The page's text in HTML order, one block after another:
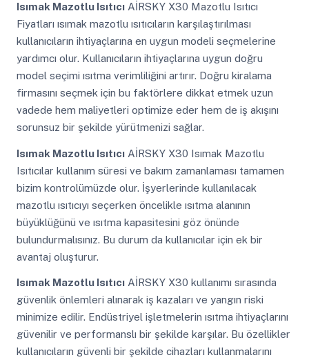
Isımak Mazotlu IsıtıcıAİRSKY X30 Mazotlu Isıtıcı
Fiyatları ısımak mazotlu ısıtıcıların karşılaştırılması
kullanıcıların ihtiyaçlarına en uygun modeli seçmelerine
yardımcı olur. Kullanıcıların ihtiyaçlarına uygun doğru
model seçimi ısıtma verimliliğini artırır. Doğru kiralama
firmasını seçmek için bu faktörlere dikkat etmek uzun
vadede hem maliyetleri optimize eder hem de iş akışını
sorunsuz bir şekilde yürütmenizi sağlar.
Isımak Mazotlu IsıtıcıAİRSKY X30 Isımak Mazotlu
Isıtıcılar kullanım süresi ve bakım zamanlaması tamamen
bizim kontrolümüzde olur. İşyerlerinde kullanılacak
mazotlu ısıtıcıyı seçerken öncelikle ısıtma alanının
büyüklüğünü ve ısıtma kapasitesini göz önünde
bulundurmalısınız. Bu durum da kullanıcılar için ek bir
avantaj oluşturur.
Isımak Mazotlu IsıtıcıAİRSKY X30 kullanımı sırasında
güvenlik önlemleri alınarak iş kazaları ve yangın riski
minimize edilir. Endüstriyel işletmelerin ısıtma ihtiyaçlarını
güvenilir ve performanslı bir şekilde karşılar. Bu özellikler
kullanıcıların güvenli bir şekilde cihazları kullanmalarını